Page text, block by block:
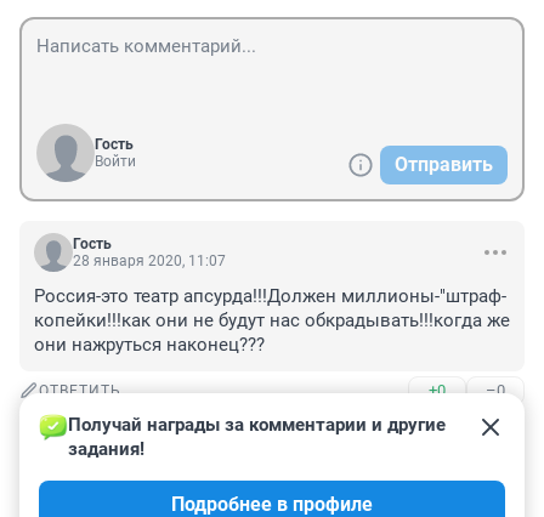
Гость
Войти
Отправить
Гость
28 января 2020, 11:07
Россия-это театр апсурда!!!Должен миллионы-"штраф-
копейки!!!как они не будут нас обкрадывать!!!когда же
они нажруться наконец???
ОТВЕТИТЬ +0 –0
Гость
27 января 2020, 15:09
Сеть городских порталов также не заплатила зп
своим сотрудникам
Получай награды за комментарии и другие
задания!
Подробнее в профиле